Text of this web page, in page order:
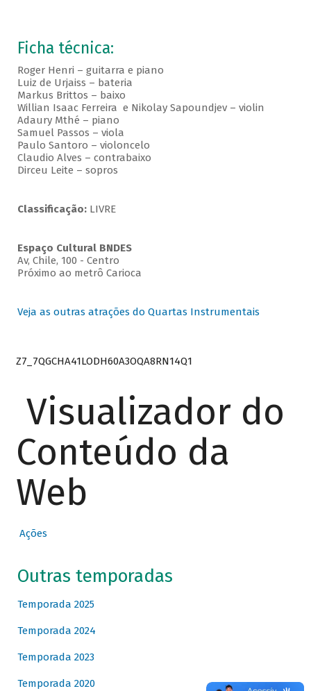
Ficha técnica:
Roger Henri – guitarra e piano
Luiz de Urjaiss – bateria
Markus Brittos – baixo
Willian Isaac Ferreira e Nikolay Sapoundjev – violin
Adaury Mthé – piano
Samuel Passos – viola
Paulo Santoro – violoncelo
Claudio Alves – contrabaixo
Dirceu Leite – sopros
Classificação:LIVRE
Espaço Cultural BNDES
Av, Chile, 100 - Centro
Próximo ao metrô Carioca
Veja as outras atrações do Quartas Instrumentais
Z7_7QGCHA41LODH60A3OQA8RN14Q1
Visualizador do
Conteúdo da
Web
Ações
Outras temporadas
Temporada 2025
Temporada 2024
Temporada 2023
Temporada 2020